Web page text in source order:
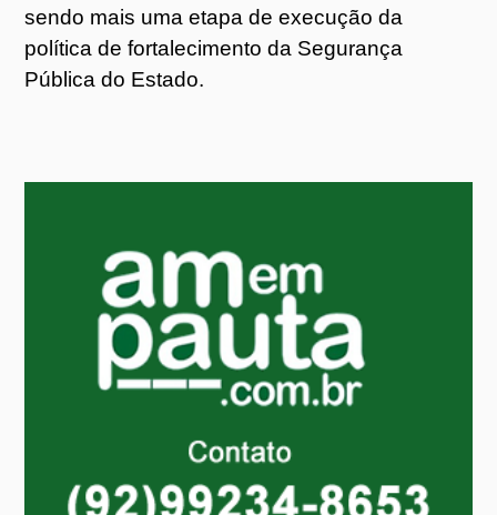
sendo mais uma etapa de execução da
política de fortalecimento da Segurança
Pública do Estado.